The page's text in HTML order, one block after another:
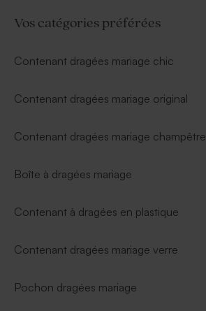
Vos catégories préférées
Contenant dragées mariage chic
Contenant dragées mariage original
Contenant dragées mariage champêtre
Boîte à dragées mariage
Contenant à dragées en plastique
Contenant dragées mariage verre
Pochon dragées mariage